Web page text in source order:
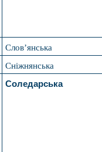
Слов’янська
Сніжнянська
Соледарська